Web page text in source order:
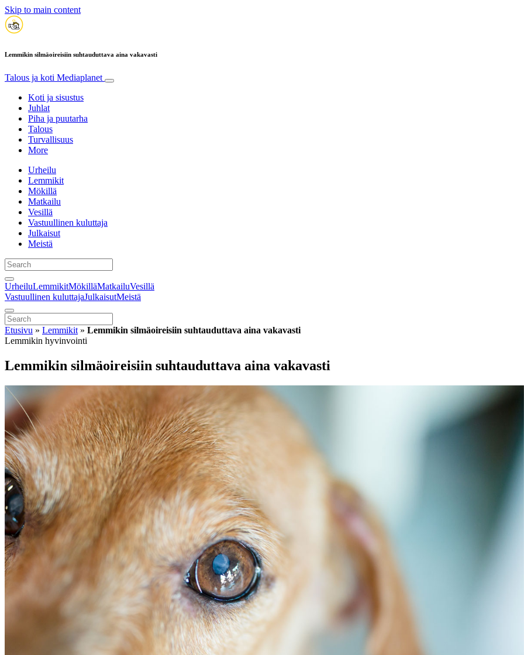
Skip to main content
Lemmikin silmäoireisiin suhtauduttava aina vakavasti
Talous ja koti Mediaplanet
Koti ja sisustus
Juhlat
Piha ja puutarha
Talous
Turvallisuus
More
Urheilu
Lemmikit
Mökillä
Matkailu
Vesillä
Vastuullinen kuluttaja
Julkaisut
Meistä
UrheiluLemmikitMökilläMatkailuVesillä
Vastuullinen kuluttajaJulkaisutMeistä
Etusivu » Lemmikit » Lemmikin silmäoireisiin suhtauduttava aina vakavasti
Lemmikin hyvinvointi
Lemmikin silmäoireisiin suhtauduttava aina vakavasti